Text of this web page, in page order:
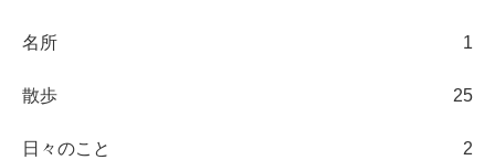
名所 1
散歩 25
日々のこと 2